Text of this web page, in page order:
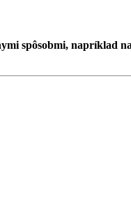
spôsobmi, napríklad